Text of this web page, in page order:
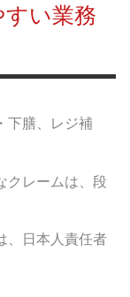
い業務
下膳、レジ補
クレームは、段
、日本人責任者